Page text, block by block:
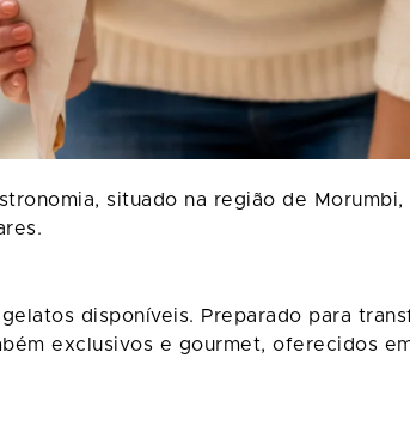
situado na região de Morumbi,
disponíveis. Preparado para
exclusivos e gourmet, oferecidos